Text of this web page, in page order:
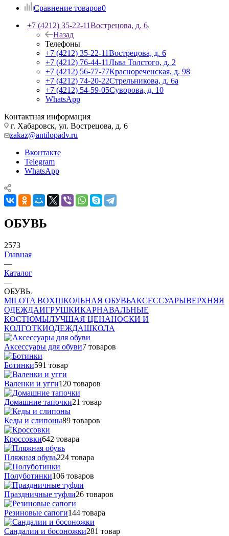
Сравнение товаров0
+7 (4212) 35-22-11Вострецова, д. 6
Назад
Телефоны
+7 (4212) 35-22-11Вострецова, д. 6
+7 (4212) 76-44-11Льва Толстого, д. 2
+7 (4212) 56-77-77Краснореченская, д. 98
+7 (4212) 74-20-22Стрельникова, д. 6а
+7 (4212) 54-59-05Суворова, д. 10
WhatsApp
Контактная информация
г. Хабаровск, ул. Вострецова, д. 6
zakaz@antilopadv.ru
Вконтакте
Telegram
WhatsApp
ОБУВЬ
2573
Главная
—
Каталог
—
ОБУВЬ
MILOTA BOXШКОЛЬНАЯ ОБУВЬАКСЕССУАРЫВЕРХНЯЯ
ОДЕЖДАИГРУШКИКАРНАВАЛЬНЫЕ
КОСТЮМЫЛУЧШАЯ ЦЕНАНОСКИ И
КОЛГОТКИОДЕЖДАШКОЛА
Аксессуары для обуви7 товаров
Ботинки591 товар
Валенки и угги120 товаров
Домашние тапочки21 товар
Кеды и слипоны89 товаров
Кроссовки642 товара
Пляжная обувь224 товара
Полуботинки106 товаров
Праздничные туфли26 товаров
Резиновые сапоги144 товара
Сандалии и босоножки281 товар